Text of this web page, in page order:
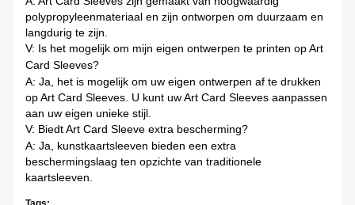
polypropyleenmateriaal en zijn ontworpen om duurzaam en
langdurig te zijn.
V: Is het mogelijk om mijn eigen ontwerpen te printen op Art
Card Sleeves?
A: Ja, het is mogelijk om uw eigen ontwerpen af te drukken
op Art Card Sleeves. U kunt uw Art Card Sleeves aanpassen
aan uw eigen unieke stijl.
V: Biedt Art Card Sleeve extra bescherming?
A: Ja, kunstkaartsleeven bieden een extra
beschermingslaag ten opzichte van traditionele
kaartsleeven.